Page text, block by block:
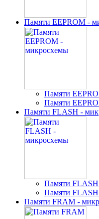
Памяти EEPROM -
Памяти
Памяти
Памяти FLASH -
Памяти FLASH
Памяти FLASH
Памяти FRAM -